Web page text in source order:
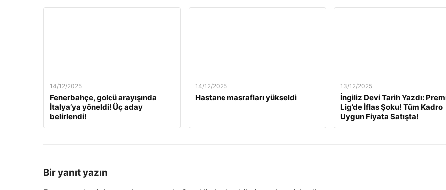
14/12/2025
Fenerbahçe, golcü arayışında
İtalya’ya yöneldi! Üç aday
belirlendi!
14/12/2025
Hastane masrafları yükseldi
13/12/2025
İngiliz Devi Tarih Yazdı:
Lig’de İflas Şoku! Tüm Kadro
Uygun Fiyata Satışta!
Bir yanıt yazın